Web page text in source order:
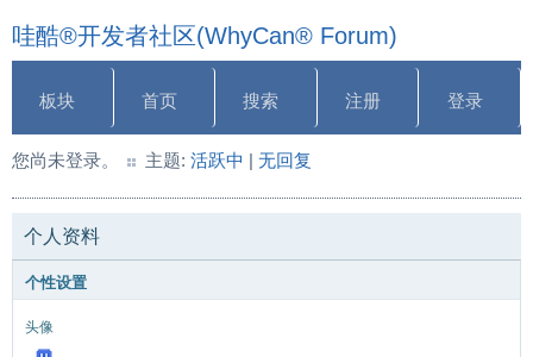
哇酷®开发者社区(WhyCan® Forum)
板块 首页 搜索 注册 登录
您尚未登录。 主题: 活跃中 | 无回复
个人资料
个性设置
头像